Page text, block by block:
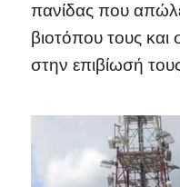
πανίδας που
βιοτόπου τους και
στην επιβίωσή